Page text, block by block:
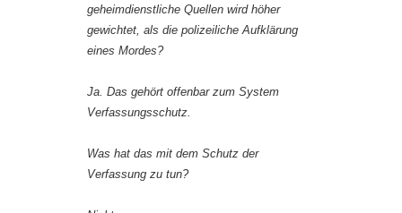
geheimdienstliche Quellen wird höher
gewichtet, als die polizeiliche Aufklärung
eines Mordes?
Ja. Das gehört offenbar zum System
Verfassungsschutz.
Was hat das mit dem Schutz der
Verfassung zu tun?